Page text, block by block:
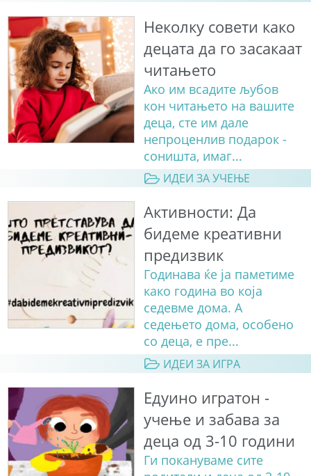
Неколку совети како
децата да го засакаат
читањето
Ако им всадите љубов
кон читањето на вашите
деца, сте им дале
непроценлив подарок -
соништа, имаг...
ИДЕИ ЗА УЧЕЊЕ
Активности: Да
бидеме креативни
предизвик
Годинава ќе ја паметиме
како година во која
седевме дома. А
седењето дома, особено
со деца, е пре...
ИДЕИ ЗА ИГРА
Едуино игратон -
учење и забава за
деца од 3-10 години
Ги покануваме сите